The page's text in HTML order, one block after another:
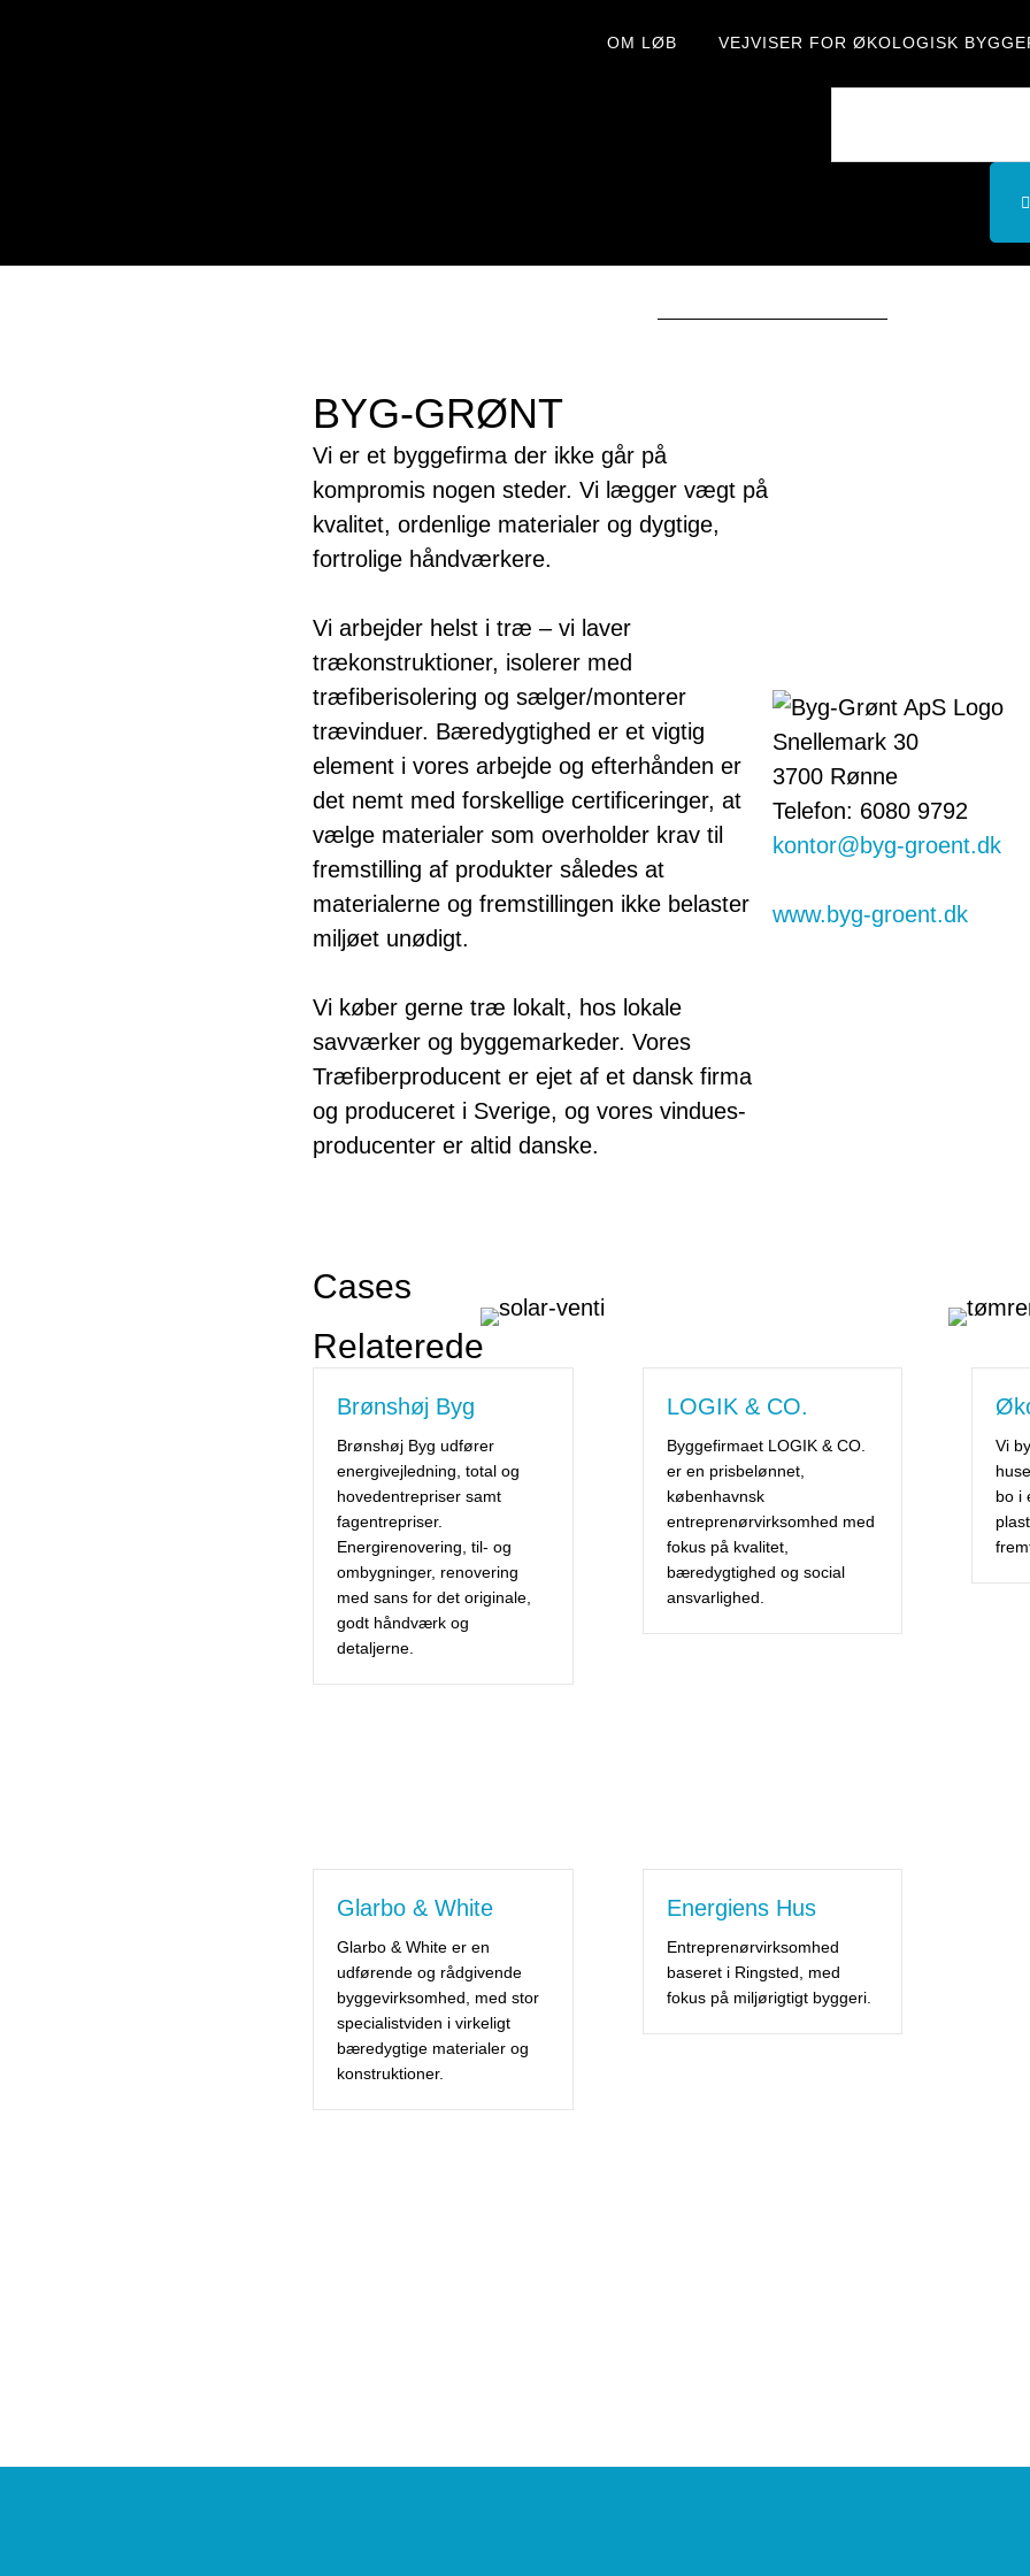
OM LØB VEJVISER FOR ØKOLOGISK
BYG-GRØNT
Vi er et byggefirma der ikke går på
kompromis nogen steder. Vi lægger vægt på
kvalitet, ordenlige materialer og dygtige,
fortrolige håndværkere.
Vi arbejder helst i træ – vi laver
trækonstruktioner, isolerer med
træfiberisolering og sælger/monterer
trævinduer. Bæredygtighed er et vigtig
element i vores arbejde og efterhånden er
det nemt med forskellige certificeringer, at
vælge materialer som overholder krav til
fremstilling af produkter således at
materialerne og fremstillingen ikke belaster
miljøet unødigt.
Vi køber gerne træ lokalt, hos lokale
savværker og byggemarkeder. Vores
Træfiberproducent er ejet af et dansk firma
og produceret i Sverige, og vores vindues-
producenter er altid danske.
Snellemark 30
3700 Rønne
Telefon: 6080 9792
kontor@byg-groent.dk
www.byg-groent.dk
Cases
Relaterede
Brønshøj Byg
Brønshøj Byg udfører
energivejledning, total og
hovedentrepriser samt
fagentrepriser.
Energirenovering, til- og
ombygninger, renovering
med sans for det originale,
godt håndværk og
detaljerne.
LOGIK & CO.
Byggefirmaet LOGIK & CO.
er en prisbelønnet,
københavnsk
entreprenørvirksomhed med
fokus på kvalitet,
bæredygtighed og social
ansvarlighed.
Vi
bo i
Glarbo & White
Glarbo & White er en
udførende og rådgivende
byggevirksomhed, med stor
specialistviden i virkeligt
bæredygtige materialer og
konstruktioner.
Energiens Hus
Entreprenørvirksomhed
baseret i Ringsted, med
fokus på miljørigtigt byggeri.